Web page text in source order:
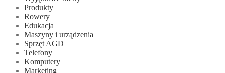
Produkty
Rowery
Edukacja
Maszyny i urządzenia
Sprzęt AGD
Telefony
Komputery
Marketing